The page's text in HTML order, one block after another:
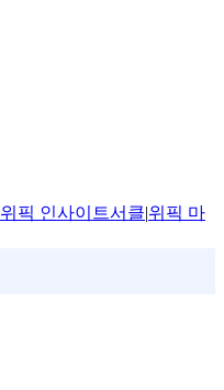
위픽 인사이트서클|위픽 마